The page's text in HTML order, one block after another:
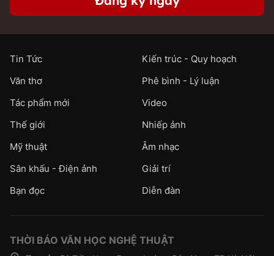
Tin Tức
Kiến trúc - Quy hoạch
Văn thơ
Phê bình - Lý luận
Tác phẩm mới
Video
Thế giới
Nhiếp ảnh
Mỹ thuật
Âm nhạc
Sân khấu - Điện ảnh
Giải trí
Bạn đọc
Diễn đàn
THỜI BÁO VĂN HỌC NGHỆ THUẬT